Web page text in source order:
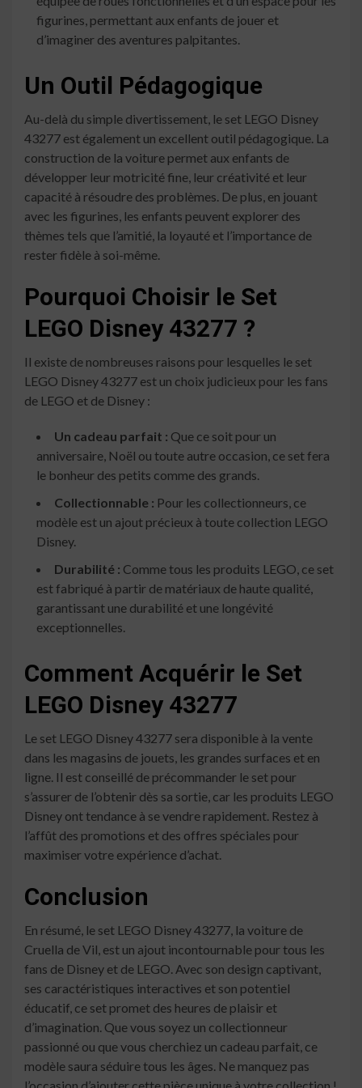
figurines, permettant aux enfants de jouer et
d’imaginer des aventures palpitantes.
Un Outil Pédagogique
Au-delà du simple divertissement, le set LEGO Disney
43277 est également un excellent outil pédagogique. La
construction de la voiture permet aux enfants de
développer leur motricité fine, leur créativité et leur
capacité à résoudre des problèmes. De plus, en jouant
avec les figurines, les enfants peuvent explorer des
thèmes tels que l’amitié, la loyauté et l’importance de
rester fidèle à soi-même.
Pourquoi Choisir le Set
LEGO Disney 43277 ?
Il existe de nombreuses raisons pour lesquelles le set
LEGO Disney 43277 est un choix judicieux pour les fans
de LEGO et de Disney :
Un cadeau parfait : Que ce soit pour un
anniversaire, Noël ou toute autre occasion, ce set fera
le bonheur des petits comme des grands.
Collectionnable : Pour les collectionneurs, ce
modèle est un ajout précieux à toute collection LEGO
Disney.
Durabilité : Comme tous les produits LEGO, ce set
est fabriqué à partir de matériaux de haute qualité,
garantissant une durabilité et une longévité
exceptionnelles.
Comment Acquérir le Set
LEGO Disney 43277
Le set LEGO Disney 43277 sera disponible à la vente
dans les magasins de jouets, les grandes surfaces et en
ligne. Il est conseillé de précommander le set pour
s’assurer de l’obtenir dès sa sortie, car les produits LEGO
Disney ont tendance à se vendre rapidement. Restez à
l’affût des promotions et des offres spéciales pour
maximiser votre expérience d’achat.
Conclusion
En résumé, le set LEGO Disney 43277, la voiture de
Cruella de Vil, est un ajout incontournable pour tous les
fans de Disney et de LEGO. Avec son design captivant,
ses caractéristiques interactives et son potentiel
éducatif, ce set promet des heures de plaisir et
d’imagination. Que vous soyez un collectionneur
passionné ou que vous cherchiez un cadeau parfait, ce
modèle saura séduire tous les âges. Ne manquez pas